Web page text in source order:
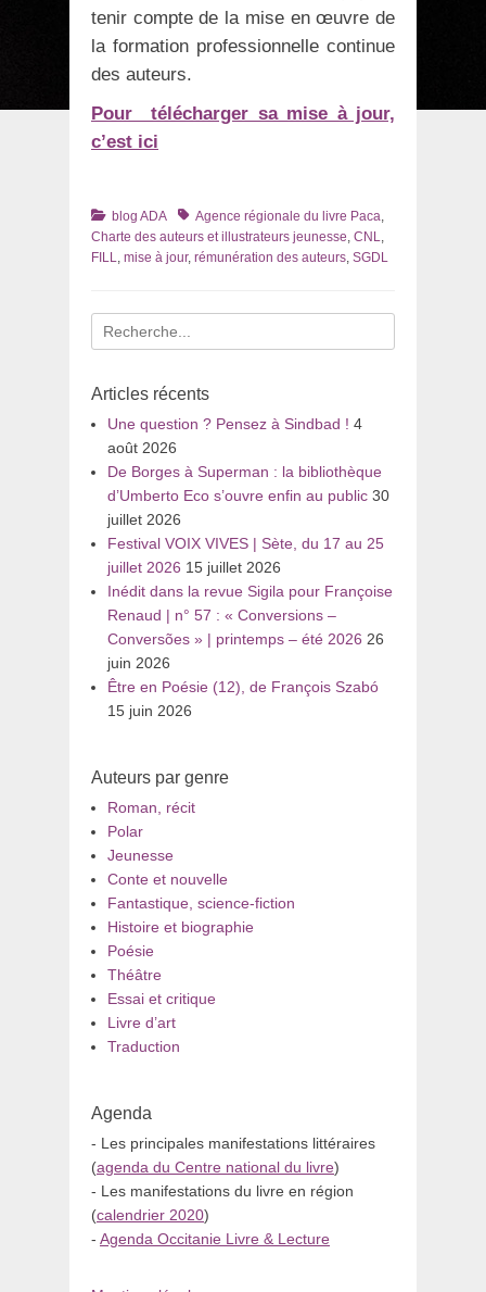
tenir compte de la mise en œuvre de
la formation professionnelle continue
des auteurs.
Pour télécharger sa mise à jour,
c’est ici
Catégories
blog ADA TagsAgence régionale du livre Paca
Charte des auteurs et illustrateurs jeunesse CNL
FILL
mise à jour, rémunération des auteurs SGDL
Recherche
pour
Articles récents
Une question ? Pensez à Sindbad ! 4
août 2026
De Borges à Superman : la bibliothèque
d’Umberto Eco s’ouvre enfin au public 30
juillet 2026
Festival VOIX VIVES | Sète, du 17 au 25
juillet 2026 15 juillet 2026
Inédit dans la revue Sigila pour Françoise
Renaud | n° 57 : « Conversions –
Conversões » | printemps – été 2026 26
juin 2026
Être en Poésie (12), de François Szabó
15 juin 2026
Auteurs par genre
Roman, récit
Polar
Jeunesse
Conte et nouvelle
Fantastique, science-fiction
Histoire et biographie
Poésie
Théâtre
Essai et critique
Livre d’art
Traduction
Agenda
- Les principales manifestations littéraires
(agenda du Centre national du livre)
- Les manifestations du livre en région
(calendrier 2020)
- Agenda Occitanie Livre & Lecture